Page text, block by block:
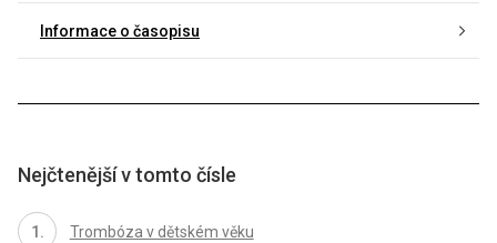
Informace o časopisu
Nejčtenější v tomto čísle
Trombóza v dětském věku